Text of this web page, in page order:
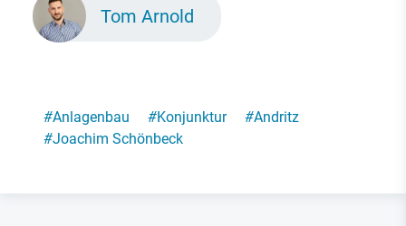
Tom Arnold
#Anlagenbau #Konjunktur #Andritz
#Joachim Schönbeck